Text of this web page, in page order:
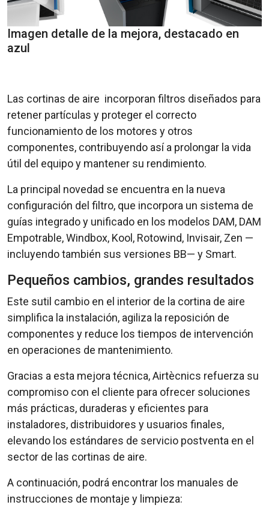
Imagen detalle de la mejora, destacado en
azul
Las cortinas de aire incorporan filtros diseñados para
retener partículas y proteger el correcto
funcionamiento de los motores y otros
componentes, contribuyendo así a prolongar la vida
útil del equipo y mantener su rendimiento.
La principal novedad se encuentra en la nueva
configuración del filtro, que incorpora un sistema de
guías integrado y unificado en los modelos DAM, DAM
Empotrable, Windbox, Kool, Rotowind, Invisair, Zen —
incluyendo también sus versiones BB— y Smart.
Pequeños cambios, grandes resultados
Este sutil cambio en el interior de la cortina de aire
simplifica la instalación, agiliza la reposición de
componentes y reduce los tiempos de intervención
en operaciones de mantenimiento.
Gracias a esta mejora técnica, Airtècnics refuerza su
compromiso con el cliente para ofrecer soluciones
más prácticas, duraderas y eficientes para
instaladores, distribuidores y usuarios finales,
elevando los estándares de servicio postventa en el
sector de las cortinas de aire.
A continuación, podrá encontrar los manuales de
instrucciones de montaje y limpieza: